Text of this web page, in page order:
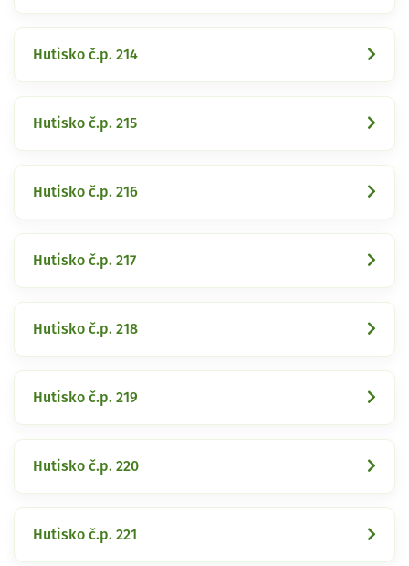
Hutisko č.p. 214
Hutisko č.p. 215
Hutisko č.p. 216
Hutisko č.p. 217
Hutisko č.p. 218
Hutisko č.p. 219
Hutisko č.p. 220
Hutisko č.p. 221